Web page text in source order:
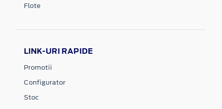
Flote
LINK-URI RAPIDE
Promotii
Configurator
Stoc